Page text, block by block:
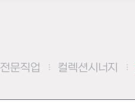
전문직업 컬렉션시너지